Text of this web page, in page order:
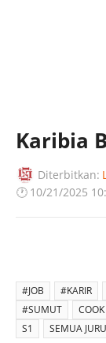
Karibia
Diterbitkan:
🕐 10/21/2025
#JOB #KARIR
#SUMUT
COOK
S1
SEMUA